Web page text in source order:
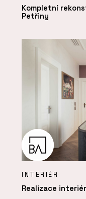
Kompletní
Petřiny
INTERIÉR
Realizace